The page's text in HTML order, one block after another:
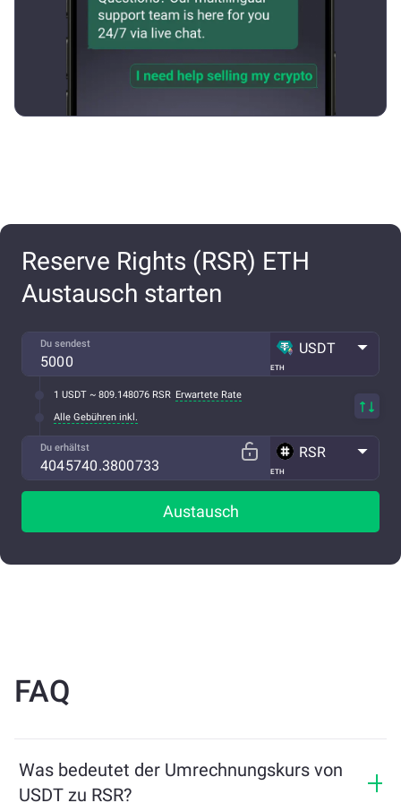
Reserve Rights (RSR) ETH
Austausch starten
Du sendest
ETH
USDT
1 USDT ~ 809.148076 RSR Erwartete Rate
Alle Gebühren inkl.
Du erhältst
ETH
RSR
Austausch
FAQ
Was bedeutet der Umrechnungskurs von
USDT zu RSR?